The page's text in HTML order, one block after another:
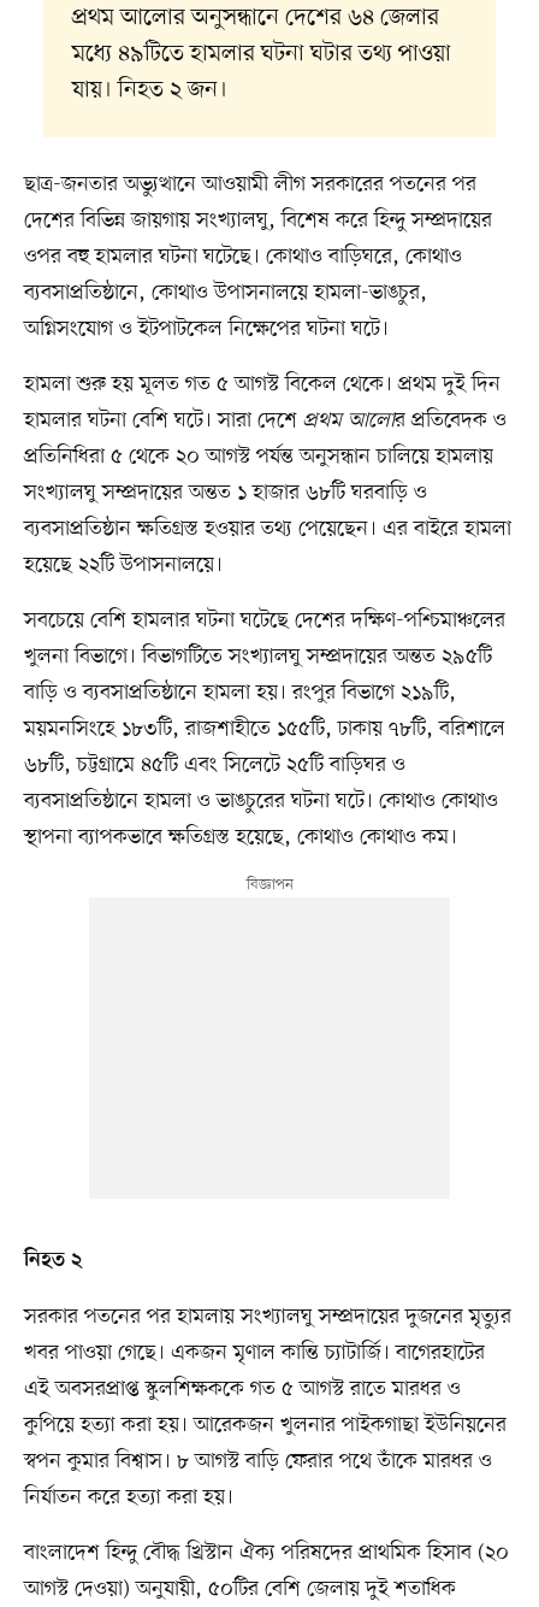
প্রথম আলোর অনুসন্ধানে দেশের ৬৪ জেলার
মধ্যে ৪৯টিতে হামলার ঘটনা ঘটার তথ্য পাওয়া
যায়। নিহত ২ জন।
ছাত্র-জনতার অভ্যুত্থানে আওয়ামী লীগ সরকারের পতনের পর
দেশের বিভিন্ন জায়গায় সংখ্যালঘু, বিশেষ করে হিন্দু সম্প্রদায়ের
ওপর বহু হামলার ঘটনা ঘটেছে। কোথাও বাড়িঘরে, কোথাও
ব্যবসাপ্রতিষ্ঠানে, কোথাও উপাসনালয়ে হামলা-ভাঙচুর,
অগ্নিসংযোগ ও ইটপাটকেল নিক্ষেপের ঘটনা ঘটে।
হামলা শুরু হয় মূলত গত ৫ আগস্ট বিকেল থেকে। প্রথম দুই দিন
হামলার ঘটনা বেশি ঘটে। সারা দেশে প্রথম আলোর প্রতিবেদক ও
প্রতিনিধিরা ৫ থেকে ২০ আগস্ট পর্যন্ত অনুসন্ধান চালিয়ে হামলায়
সংখ্যালঘু সম্প্রদায়ের অন্তত ১ হাজার ৬৮টি ঘরবাড়ি ও
ব্যবসাপ্রতিষ্ঠান ক্ষতিগ্রস্ত হওয়ার তথ্য পেয়েছেন। এর বাইরে হামলা
হয়েছে ২২টি উপাসনালয়ে।
সবচেয়ে বেশি হামলার ঘটনা ঘটেছে দেশের দক্ষিণ-পশ্চিমাঞ্চলের
খুলনা বিভাগে। বিভাগটিতে সংখ্যালঘু সম্প্রদায়ের অন্তত ২৯৫টি
বাড়ি ও ব্যবসাপ্রতিষ্ঠানে হামলা হয়। রংপুর বিভাগে ২১৯টি,
ময়মনসিংহে ১৮৩টি, রাজশাহীতে ১৫৫টি, ঢাকায় ৭৮টি, বরিশালে
৬৮টি, চট্টগ্রামে ৪৫টি এবং সিলেটে ২৫টি বাড়িঘর ও
ব্যবসাপ্রতিষ্ঠানে হামলা ও ভাঙচুরের ঘটনা ঘটে। কোথাও কোথাও
স্থাপনা ব্যাপকভাবে ক্ষতিগ্রস্ত হয়েছে, কোথাও কোথাও কম।
নিহত ২
সরকার পতনের পর হামলায় সংখ্যালঘু সম্প্রদায়ের দুজনের মৃত্যুর
খবর পাওয়া গেছে। একজন মৃণাল কান্তি চ্যাটার্জি। বাগেরহাটের
এই অবসরপ্রাপ্ত স্কুলশিক্ষককে গত ৫ আগস্ট রাতে মারধর ও
কুপিয়ে হত্যা করা হয়। আরেকজন খুলনার পাইকগাছা ইউনিয়নের
স্বপন কুমার বিশ্বাস। ৮ আগস্ট বাড়ি ফেরার পথে তাঁকে মারধর ও
নির্যাতন করে হত্যা করা হয়।
বাংলাদেশ হিন্দু বৌদ্ধ খ্রিস্টান ঐক্য পরিষদের প্রাথমিক হিসাব (২০
আগস্ট দেওয়া) অনুযায়ী, ৫০টির বেশি জেলায় দুই শতাধিক